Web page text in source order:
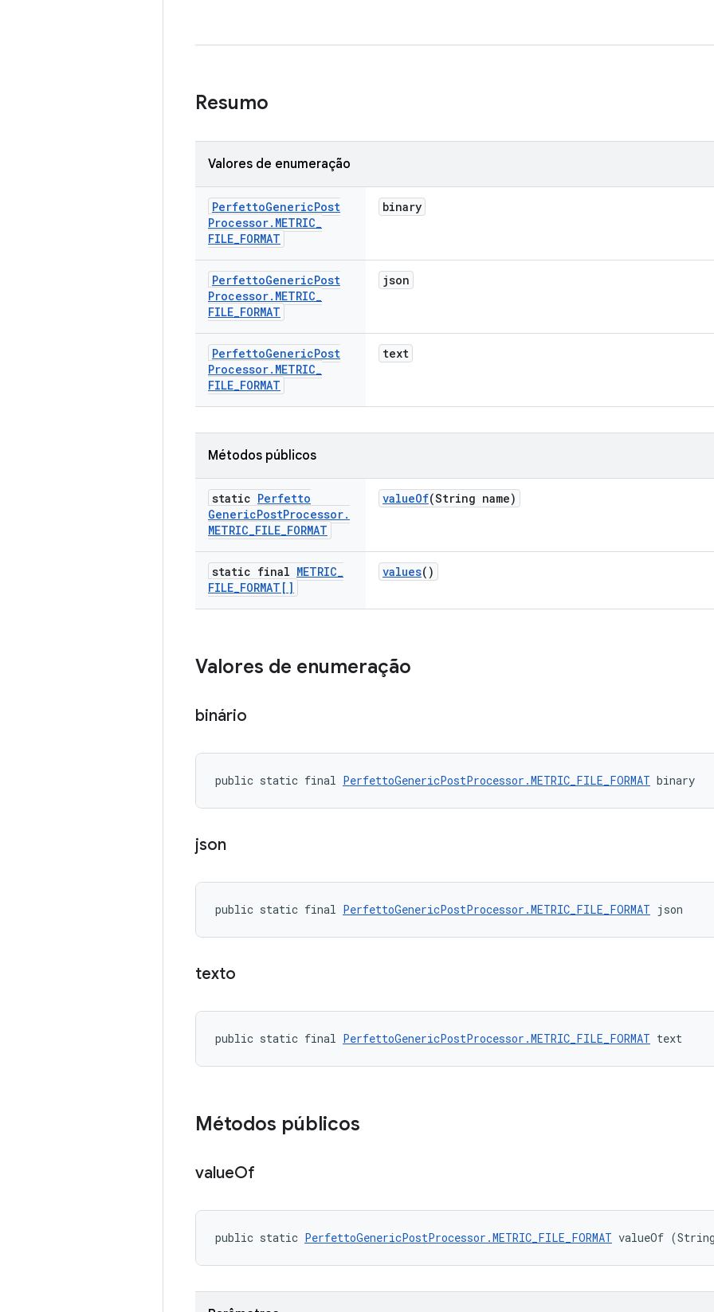
Resumo
Valores de enumeração
PerfettoGenericPost
Processor. METRIC_
FILE_FORMAT
binary
PerfettoGenericPost
Processor. METRIC_
FILE_FORMAT
json
PerfettoGenericPost
Processor. METRIC_
FILE_FORMAT
text
Métodos públicos
static Perfetto
GenericPostProcessor.
METRIC_FILE_FORMAT
valueOf(String name)
static final METRIC_
FILE_FORMAT[]
values()
Valores de enumeração
binário
public static final PerfettoGenericPostProcessor.METRIC_FILE_FORMAT binary
json
public static final PerfettoGenericPostProcessor.METRIC_FILE_FORMAT json
texto
public static final PerfettoGenericPostProcessor.METRIC_FILE_FORMAT text
Métodos públicos
valueOf
public static PerfettoGenericPostProcessor.METRIC_FILE_FORMAT valueOf (String